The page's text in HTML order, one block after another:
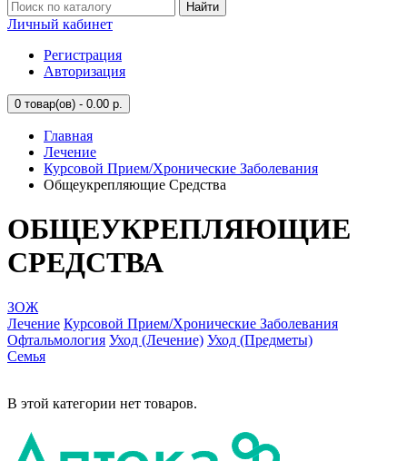
Найти
Личный кабинет
Регистрация
Авторизация
0 товар(ов) - 0.00 р.
Главная
Лечение
Курсовой Прием/Хронические Заболевания
Общеукрепляющие Средства
ОБЩЕУКРЕПЛЯЮЩИЕ
СРЕДСТВА
ЗОЖ
Лечение Курсовой Прием/Хронические Заболевания
Офтальмология Уход (Лечение) Уход (Предметы)
Семья
В этой категории нет товаров.